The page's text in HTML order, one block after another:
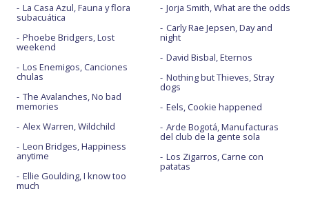
La Casa Azul, Fauna y flora
subacuática
Phoebe Bridgers, Lost
weekend
Los Enemigos, Canciones
chulas
The Avalanches, No bad
memories
Alex Warren, Wildchild
Leon Bridges, Happiness
anytime
Ellie Goulding, I know too
much
Jorja Smith, What are the odds
Carly Rae Jepsen, Day and
night
David Bisbal, Eternos
Nothing but Thieves, Stray
dogs
Eels, Cookie happened
Arde Bogotá, Manufacturas
del club de la gente sola
Los Zigarros, Carne con
patatas